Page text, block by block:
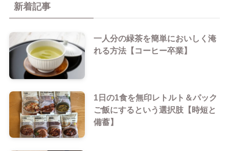
新着記事
一人分の緑茶を簡単においしく淹
れる方法【コーヒー卒業】
1日の1食を無印レトルト＆パック
ご飯にするという選択肢【時短と
備蓄】